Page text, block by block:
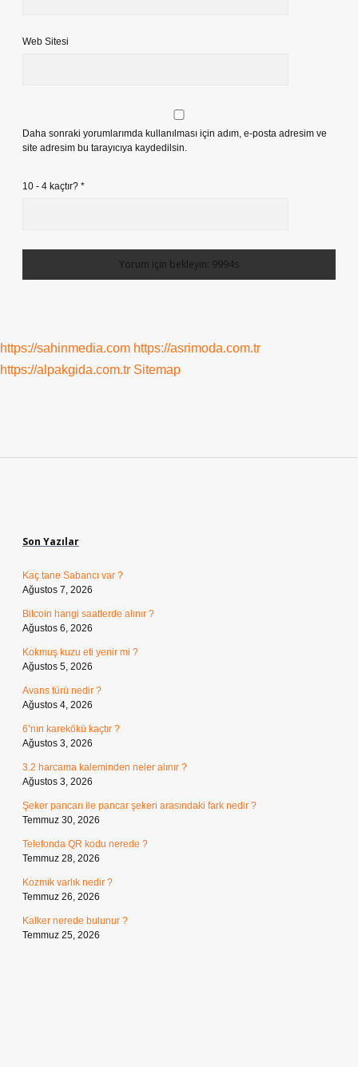
Web Sitesi
Daha sonraki yorumlarımda kullanılması için adım, e-posta adresim ve
site adresim bu tarayıcıya kaydedilsin.
10 - 4 kaçtır? *
https://sahinmedia.com https://asrimoda.com.tr
https://alpakgida.com.tr Sitemap
Son Yazılar
Kaç tane Sabancı var ?
Ağustos 7, 2026
Bitcoin hangi saatlerde alınır ?
Ağustos 6, 2026
Kokmuş kuzu eti yenir mi ?
Ağustos 5, 2026
Avans türü nedir ?
Ağustos 4, 2026
6’nın karekökü kaçtır ?
Ağustos 3, 2026
3.2 harcama kaleminden neler alınır ?
Ağustos 3, 2026
Şeker pancarı ile pancar şekeri arasındaki fark nedir ?
Temmuz 30, 2026
Telefonda QR kodu nerede ?
Temmuz 28, 2026
Kozmik varlık nedir ?
Temmuz 26, 2026
Kalker nerede bulunur ?
Temmuz 25, 2026